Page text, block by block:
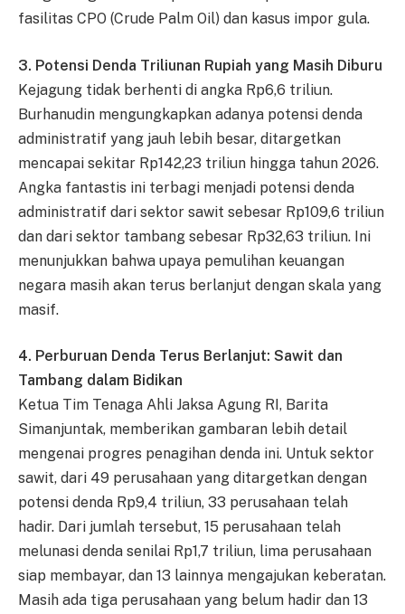
fasilitas CPO (Crude Palm Oil) dan kasus impor gula.
3. Potensi Denda Triliunan Rupiah yang Masih Diburu
Kejagung tidak berhenti di angka Rp6,6 triliun.
Burhanudin mengungkapkan adanya potensi denda
administratif yang jauh lebih besar, ditargetkan
mencapai sekitar Rp142,23 triliun hingga tahun 2026.
Angka fantastis ini terbagi menjadi potensi denda
administratif dari sektor sawit sebesar Rp109,6 triliun
dan dari sektor tambang sebesar Rp32,63 triliun. Ini
menunjukkan bahwa upaya pemulihan keuangan
negara masih akan terus berlanjut dengan skala yang
masif.
4. Perburuan Denda Terus Berlanjut: Sawit dan
Tambang dalam Bidikan
Ketua Tim Tenaga Ahli Jaksa Agung RI, Barita
Simanjuntak, memberikan gambaran lebih detail
mengenai progres penagihan denda ini. Untuk sektor
sawit, dari 49 perusahaan yang ditargetkan dengan
potensi denda Rp9,4 triliun, 33 perusahaan telah
hadir. Dari jumlah tersebut, 15 perusahaan telah
melunasi denda senilai Rp1,7 triliun, lima perusahaan
siap membayar, dan 13 lainnya mengajukan keberatan.
Masih ada tiga perusahaan yang belum hadir dan 13